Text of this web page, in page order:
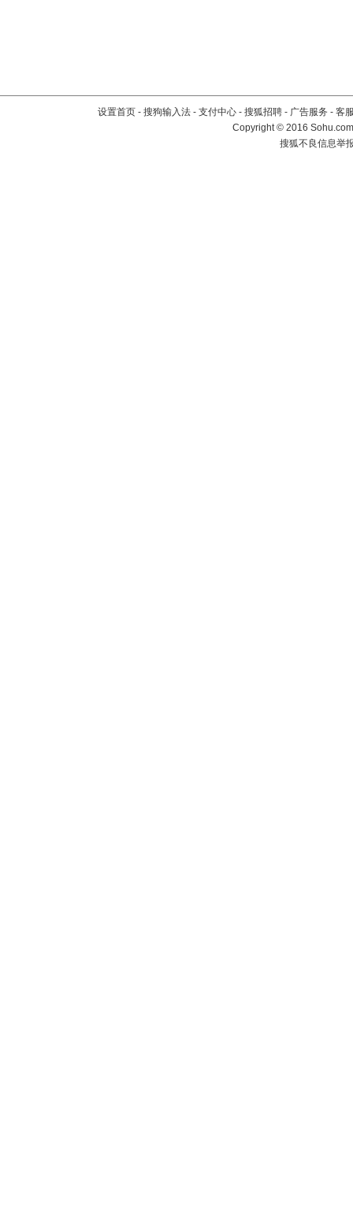
设置首页 - 搜狗输入法 - 支付中心 - 搜狐招聘 - 广告服务 - 客
Copyright©2016
搜狐不良信息举